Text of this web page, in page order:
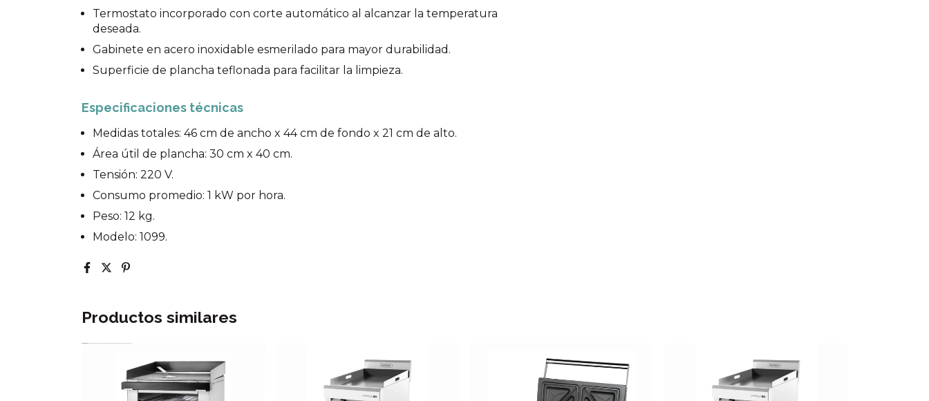
Termostato incorporado con corte automático al alcanzar la temperatura
deseada.
Gabinete en acero inoxidable esmerilado para mayor durabilidad.
Superficie de plancha teflonada para facilitar la limpieza.
Especificaciones técnicas
Medidas totales: 46 cm de ancho x 44 cm de fondo x 21 cm de alto.
Área útil de plancha: 30 cm x 40 cm.
Tensión: 220 V.
Consumo promedio: 1 kW por hora.
Peso: 12 kg.
Modelo: 1099.
Productos similares